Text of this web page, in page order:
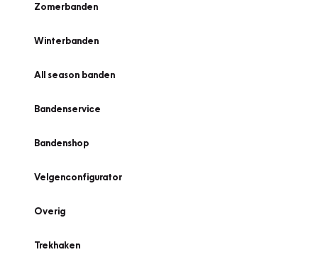
Zomerbanden
Winterbanden
All season banden
Bandenservice
Bandenshop
Velgenconfigurator
Overig
Trekhaken